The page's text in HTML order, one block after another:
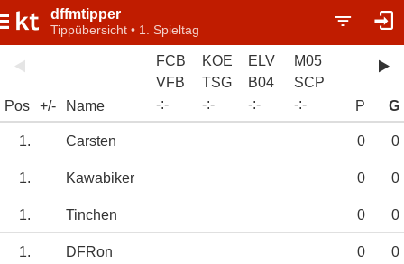
dffmtipper
Tippübersicht • 1. Spieltag
Pos +/- Name
FCB
VFB
-:-
KOE
TSG
-:-
ELV
B04
-:-
M05
SCP
-:- P G
1. Carsten 0 0
1. Kawabiker 0 0
1. Tinchen 0 0
1. DFRon 0 0